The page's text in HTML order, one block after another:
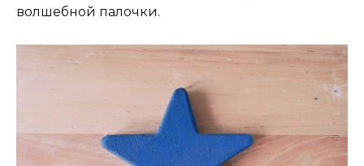
волшебной палочки.